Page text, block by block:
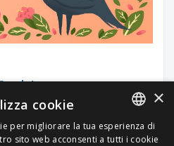
Joy
Paul McCartney
ITALIAN
×
cookie
per migliorare la tua esperienza di
sito web acconsenti a tutti i cookie